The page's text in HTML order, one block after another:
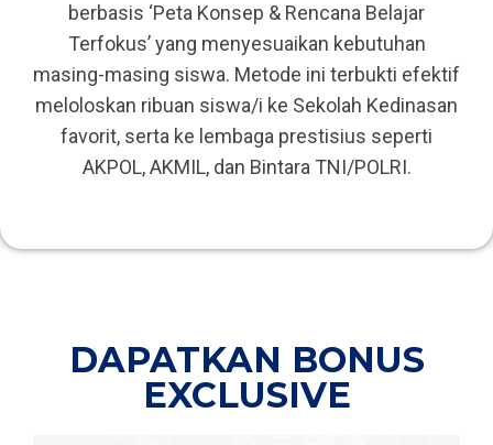
berbasis ‘Peta Konsep & Rencana Belajar
Terfokus’ yang menyesuaikan kebutuhan
masing-masing siswa. Metode ini terbukti efektif
meloloskan ribuan siswa/i ke Sekolah Kedinasan
favorit, serta ke lembaga prestisius seperti
AKPOL, AKMIL, dan Bintara TNI/POLRI.
DAPATKAN BONUS
EXCLUSIVE